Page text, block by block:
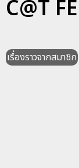
C@T
เรื่องราวจากสมาชิก